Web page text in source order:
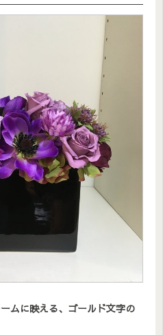
ムに映える、ゴールド文字の